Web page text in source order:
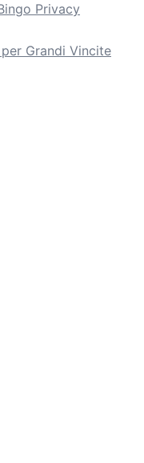
Privacy
Grandi Vincite